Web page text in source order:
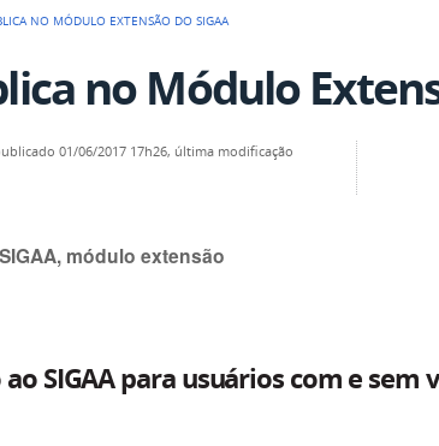
NO MÓDULO EXTENSÃO DO SIGAA
no Módulo
01/06/2017 17h26, última modificação
módulo extensão
SIGAA para usuários com e sem